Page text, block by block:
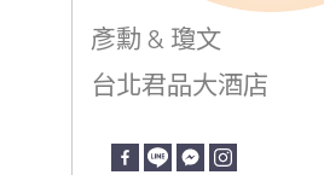
彥勳 & 瓊文
台北君品大酒店